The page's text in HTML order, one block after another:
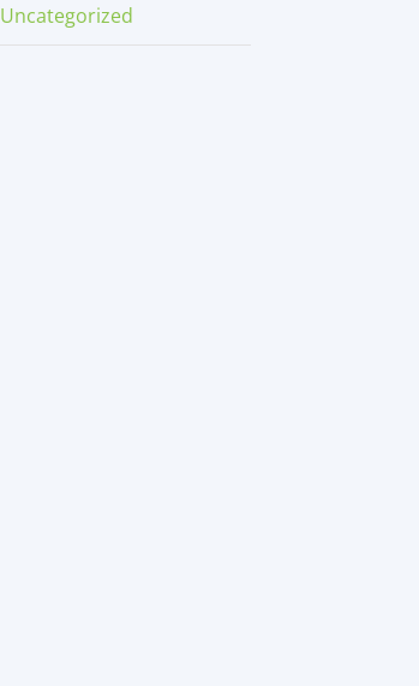
Uncategorized